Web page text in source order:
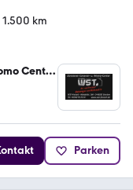
1.500 km
Parken